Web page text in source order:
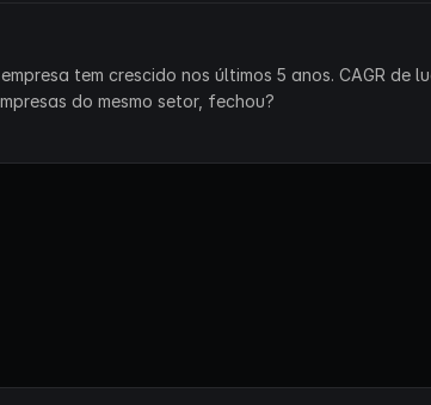
tem crescido nos últimos 5 anos. CAGR de
do mesmo setor, fechou?